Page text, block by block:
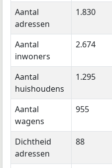
Aantal
adressen
1.830
Aantal
inwoners
2.674
Aantal
huishoudens
1.295
Aantal
wagens
955
Dichtheid
adressen
88